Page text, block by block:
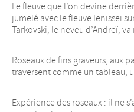
Le fleuve que l’on devine
jumelé avec le fleuve Ienisseï
Tarkovski, le neveu d’Andreï,
Roseaux de fins graveurs, aux
traversent comme un tableau,
Expérience des roseaux : il ne